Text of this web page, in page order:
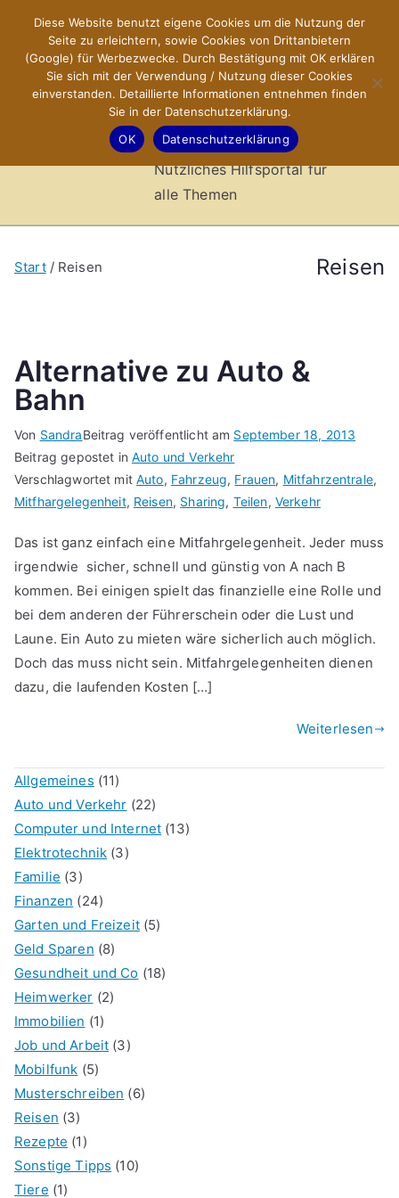
springen
X-Sites.de
–
Hilfsportal
Nützliches Hilfsportal für
alle Themen
Reisen
Start Reisen
Alternative zu Auto &
Bahn
Von SandraBeitrag veröffentlicht am September 18, 2013
Beitrag gepostet inAuto und Verkehr
Verschlagwortet mitAuto, Fahrzeug, Frauen, Mitfahrzentrale,
Mitfhargelegenheit, Reisen, Sharing, Teilen, Verkehr
Das ist ganz einfach eine Mitfahrgelegenheit. Jeder muss
irgendwie sicher, schnell und günstig von A nach B
kommen. Bei einigen spielt das finanzielle eine Rolle und
bei dem anderen der Führerschein oder die Lust und
Laune. Ein Auto zu mieten wäre sicherlich auch möglich.
Doch das muss nicht sein. Mitfahrgelegenheiten dienen
dazu, die laufenden Kosten […]
Weiterlesen
Allgemeines (11)
Auto und Verkehr (22)
Computer und Internet (13)
Elektrotechnik (3)
Familie (3)
Finanzen (24)
Garten und Freizeit(5)
Geld Sparen (8)
Gesundheit und Co (18)
Heimwerker (2)
Immobilien (1)
Job und Arbeit (3)
Mobilfunk (5)
Musterschreiben (6)
Reisen (3)
Rezepte (1)
Sonstige Tipps (10)
Tiere (1)
Diese Website benutzt eigene Cookies um die Nutzung der
Seite zu erleichtern, sowie Cookies von Drittanbietern
(Google) für Werbezwecke. Durch Bestätigung mit OK erklären
Sie sich mit der Verwendung / Nutzung dieser Cookies
einverstanden. Detaillierte Informationen entnehmen finden
Sie in der Datenschutzerklärung.
OK
Datenschutzerklärung